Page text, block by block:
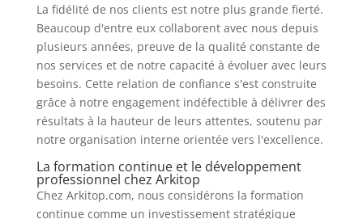
La fidélité de nos clients est notre plus grande fierté.
Beaucoup d'entre eux collaborent avec nous depuis
plusieurs années, preuve de la qualité constante de
nos services et de notre capacité à évoluer avec leurs
besoins. Cette relation de confiance s'est construite
grâce à notre engagement indéfectible à délivrer des
résultats à la hauteur de leurs attentes, soutenu par
notre organisation interne orientée vers l'excellence.
La formation continue et le développement
professionnel chez Arkitop
Chez Arkitop.com, nous considérons la formation
continue comme un investissement stratégique